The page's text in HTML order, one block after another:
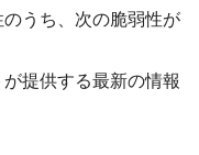
うち、次の脆弱性が
提供する最新の情報